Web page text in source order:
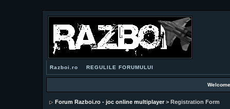
Razboi.ro REGULILE FORUMULUI
Forum Razboi.ro - joc online multiplayer> Registration Form